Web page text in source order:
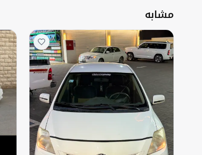
مشابه